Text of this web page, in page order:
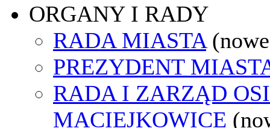
ORGANY I RADY
RADA MIASTA
PREZYDENT
RADA I ZARZĄD
MACIEJKOWICE